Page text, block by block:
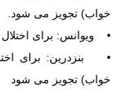
خواب) تجویز می شود.
• ویوانس: برای
• بنزدرین: برای
خواب) تجویز می شود